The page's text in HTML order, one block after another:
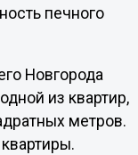
печного
Новгорода
из квартир,
метров.